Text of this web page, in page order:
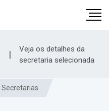
|
Veja os detalhes da
secretaria selecionada
Secretarias